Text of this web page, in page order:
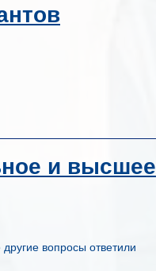
и высшее
вопросы ответили